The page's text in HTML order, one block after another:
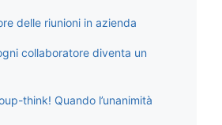
delle riunioni in azienda
collaboratore diventa un
think! Quando l’unanimità